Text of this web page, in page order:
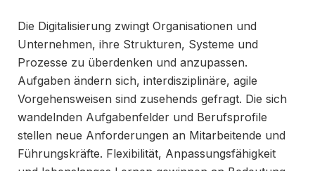
Die Digitalisierung zwingt Organisationen und
Unternehmen, ihre Strukturen, Systeme und
Prozesse zu überdenken und anzupassen.
Aufgaben ändern sich, interdisziplinäre, agile
Vorgehensweisen sind zusehends gefragt. Die sich
wandelnden Aufgabenfelder und Berufs­profile
stellen neue Anforderungen an Mitarbeitende und
Führungskräfte. Flexi­bilität, An­passungsfähigkeit